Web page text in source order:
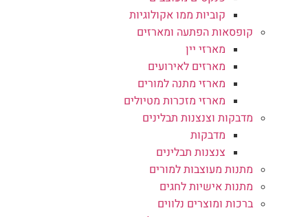
קוביות ממו אקולוגיות
קופסאות הפתעה ומארזים
מארזי יין
מארזים לאירועים
מארזי מתנה למורים
מארזי מזכרות מטיולים
מדבקות וצנצנות תבלינים
מדבקות
צנצנות תבלינים
מתנות מעוצבות למורים
מתנות אישיות לחגים
ברכות ומוצרים נלווים